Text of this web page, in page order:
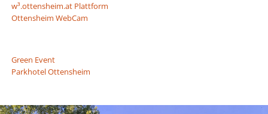
w³.ottensheim.at Plattform
Ottensheim WebCam
Green Event
Parkhotel Ottensheim